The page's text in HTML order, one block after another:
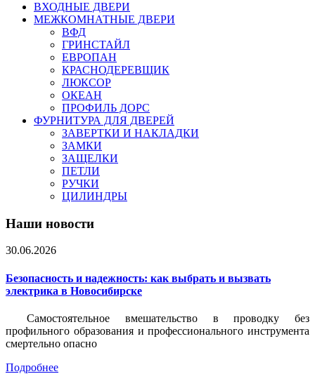
ВХОДНЫЕ ДВЕРИ
МЕЖКОМНАТНЫЕ ДВЕРИ
ВФД
ГРИНСТАЙЛ
ЕВРОПАН
КРАСНОДЕРЕВЩИК
ЛЮКСОР
ОКЕАН
ПРОФИЛЬ ДОРС
ФУРНИТУРА ДЛЯ ДВЕРЕЙ
ЗАВЕРТКИ И НАКЛАДКИ
ЗАМКИ
ЗАЩЕЛКИ
ПЕТЛИ
РУЧКИ
ЦИЛИНДРЫ
Наши новости
30.06.2026
Безопасность и надежность: как выбрать и вызвать
электрика в Новосибирске
Самостоятельное вмешательство в проводку без
профильного образования и профессионального инструмента
смертельно опасно
Подробнее